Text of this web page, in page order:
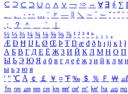
⊆ ⊇ ⊂ ⊃ ∪ ∩ ∧ ∨ ￢ ⇒ ⇔ ∀ ∃ ∮ ∑
、
。 · ‥ … ¨ 〃 ― ＼ ∼ ´ ～ ˇ ˘ ˝ ˚ ˙
；
？ ＾ ｀
½ ⅓ ⅔ ¼ ¾ ⅛ ⅜ ⅝ ⅞ ¹ ² ³ ⁴ ⁿ ₁ ₂ ₃ ₄
Æ Ð Ħ Ĳ Ł Ø Œ Þ Ŧ Ŋ æ đ ð ħ ı ĳ ĸ ŀ ł
А Б В Г Д Е Ё Ж З И Й К Л М Н О П
Ы Ь Э Ю Я а б в г д е ё ж з и й к л м н
ы ь э ю я
′ ″ ℃ Å ￠ ￡ ￥ ¤ ℉ ‰ ＄ ％ Ｆ ￦ ㎕
㎙ ㎚ ㎛ ㎜ ㎝ ㎞ ㎟ ㎠ ㎡ ㎢ ㏊ ㎍ ㎎